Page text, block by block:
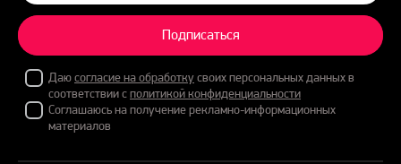
Подписаться
Даюсогласие на обработкусвоих персональных данных в
соответствии сполитикой конфиденциальности
Соглашаюсь на получение рекламно-информационных
материалов